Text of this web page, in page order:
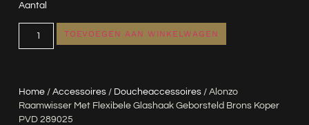
Home/ Accessoires/ Doucheaccessoires/ Alonzo
Raamwisser Met Flexibele Glashaak Geborsteld Brons Koper
PVD 289025
Aantal
TOEVOEGEN AAN WINKELWAGEN